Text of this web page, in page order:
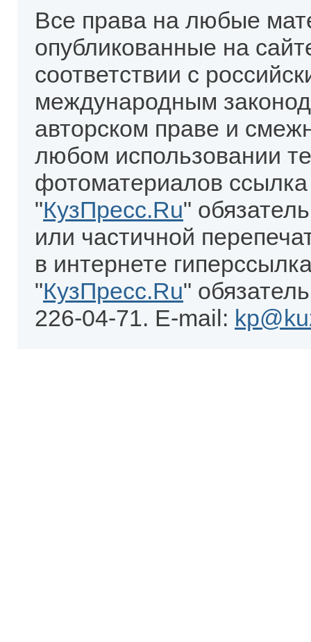
Все права на любые
опубликованные на
соответствии с
международным
авторском праве и
любом использовании
фотоматериалов
"КузПресс.Ru"
или частичной
в интернете
"КузПресс.Ru"
226-04-71. E-mail: